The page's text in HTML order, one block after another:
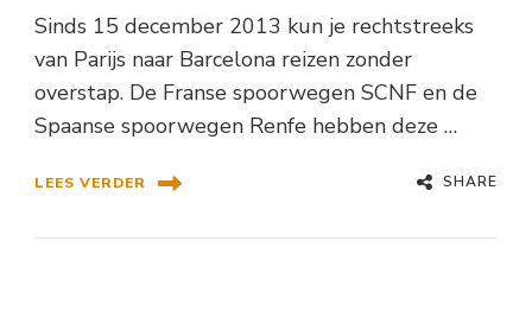
Sinds 15 december 2013 kun je rechtstreeks
van Parijs naar Barcelona reizen zonder
overstap. De Franse spoorwegen SCNF en de
Spaanse spoorwegen Renfe hebben deze …
LEES VERDER SHARE